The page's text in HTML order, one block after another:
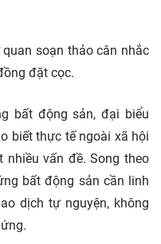
soạn thảo cân nhắc
đặt cọc.
bất động sản, đại biểu
biết thực tế ngoài xã hội
vấn đề. Song theo
bất động sản cần linh
dịch tự nguyện, không